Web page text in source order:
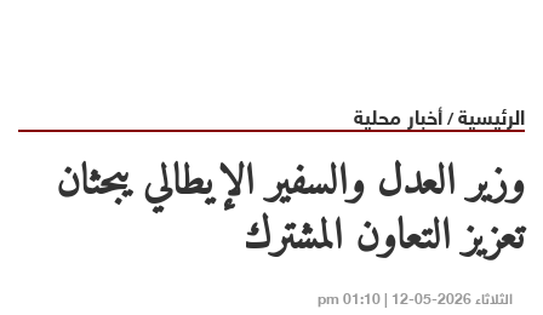
الرئيسية/أخبار محلية
وزير العدل والسفير الإيطالي يبحثان
تعزيز التعاون المشترك
الثلاثاء 2026-05-12 | 01:10 pm